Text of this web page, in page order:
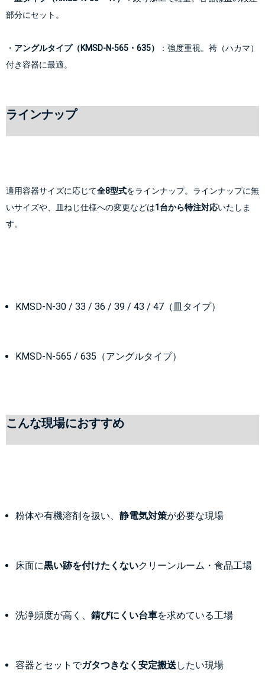
部分にセット。
・ アングルタイプ（KMSD-N-565・635）
：強度重視。袴（ハカマ）
ラインナップ
適用容器サイズに応じて全8型式をラインナップ。ラインナップに無
いサイズや、皿ねじ仕様への変更などは1台から特注対応いたしま
KMSD-N-30 / 33 / 36 / 39 / 43 / 47（皿タイプ）
KMSD-N-565 / 635（アングルタイプ）
こんな現場におすすめ
粉体や有機溶剤を扱い、静電気対策が必要な現場
床面に黒い跡を付けたくないクリーンルーム・食品工場
洗浄頻度が高く、錆びにくい台車を求めている工場
容器とセットでガタつきなく安定搬送 したい現場